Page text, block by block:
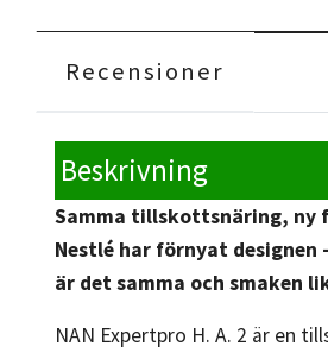
Recensioner
Beskrivning
Samma tillskottsnäring, ny
Nestlé har förnyat designen
är det samma och smaken
NAN Expertpro H. A. 2 är en